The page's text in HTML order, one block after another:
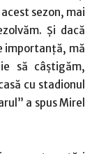
sezon, mai
Şi dacă
importanţă, mă
să câştigăm,
cu stadionul
a spus Mirel